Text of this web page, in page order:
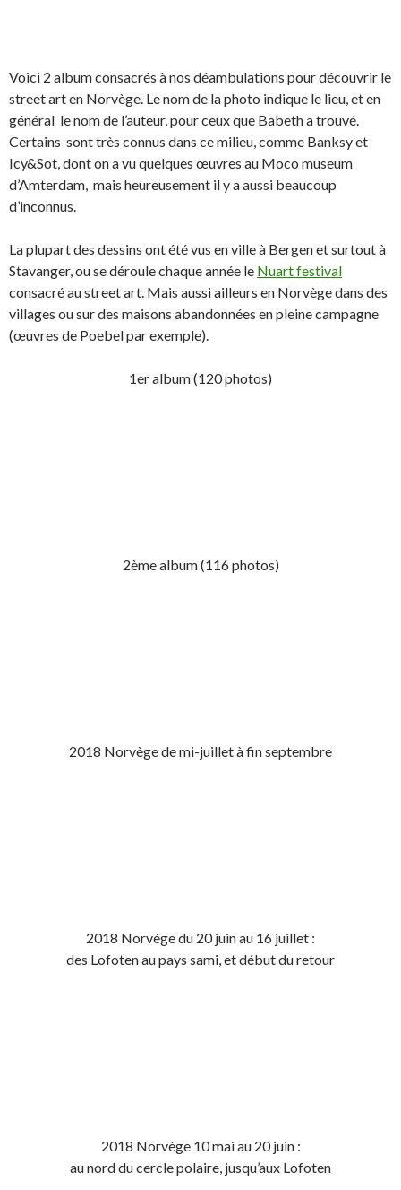
Voici 2 album consacrés à nos déambulations pour découvrir le
street art en Norvège. Le nom de la photo indique le lieu, et en
général le nom de l’auteur, pour ceux que Babeth a trouvé.
Certains sont très connus dans ce milieu, comme Banksy et
Icy&Sot, dont on a vu quelques œuvres au Moco museum
d’Amterdam, mais heureusement il y a aussi beaucoup
d’inconnus.
La plupart des dessins ont été vus en ville à Bergen et surtout à
Stavanger, ou se déroule chaque année le Nuart festival
consacré au street art. Mais aussi ailleurs en Norvège dans des
villages ou sur des maisons abandonnées en pleine campagne
(œuvres de Poebel par exemple).
1er album (120 photos)
2ème album (116 photos)
2018 Norvège de mi-juillet à fin septembre
2018 Norvège du 20 juin au 16 juillet :
des Lofoten au pays sami, et début du retour
2018 Norvège 10 mai au 20 juin :
au nord du cercle polaire, jusqu’aux Lofoten